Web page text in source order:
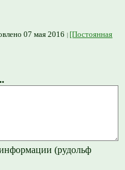
07 мая 2016
[Постоянная
(рудольф